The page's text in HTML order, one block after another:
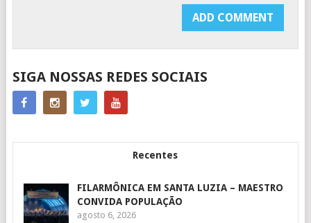
SIGA NOSSAS REDES SOCIAIS
Recentes
FILARMÔNICA EM SANTA LUZIA – MAESTRO
CONVIDA POPULAÇÃO
agosto 6, 2026